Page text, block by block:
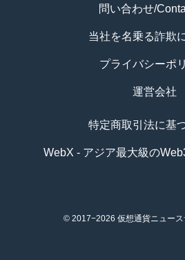
問い合わせ/
当社を名乗る詐欺
プライバシーポ
運営会社
特定商取引法に基
WebX - アジア最大級の
© 2017−2026 仮想通貨ニュー